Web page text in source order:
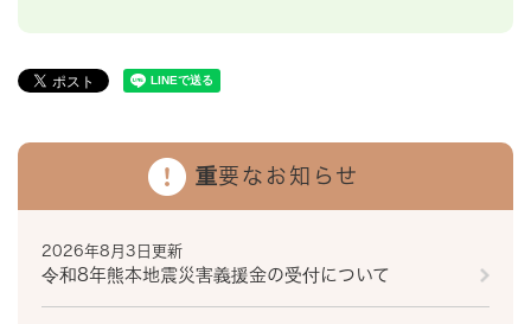
重要なお知らせ
2026年8月3日更新
令和8年熊本地震災害義援金の受付について